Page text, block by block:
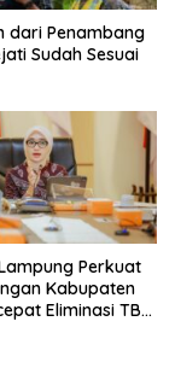
dari Penambang
Sudah Sesuai
Perkuat
Kabupaten
Eliminasi TBC